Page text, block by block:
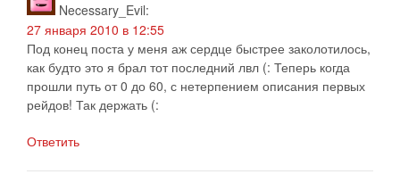
Necessary_Evil:
27 января 2010 в 12:55
Под конец поста у меня аж сердце быстрее заколотилось,
как будто это я брал тот последний лвл (: Теперь когда
прошли путь от 0 до 60, с нетерпением описания первых
рейдов! Так держать (:
Ответить